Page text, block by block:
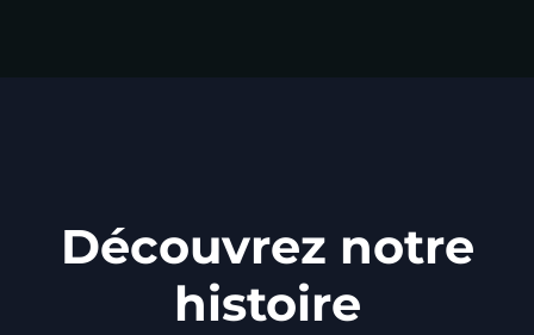
Découvrez notre
histoire